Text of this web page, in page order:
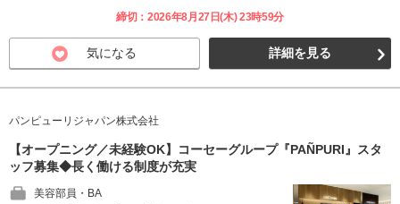
締切：2026年8月27日(木) 23時59分
気になる 詳細を見る
パンピューリジャパン株式会社
【オープニング／未経験OK】コーセーグループ『PAÑPURI』スタ
ッフ募集◆長く働ける制度が充実
美容部員・BA